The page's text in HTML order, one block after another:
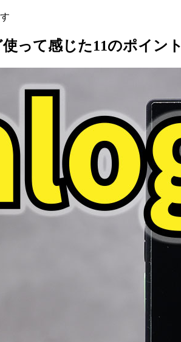
使って感じた11のポイント